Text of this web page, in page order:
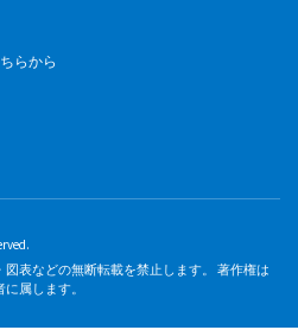
らから
表などの無断転載を禁止します。 著作権は
属します。